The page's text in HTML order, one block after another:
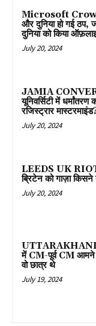
Microsoft
और दुनिया हो गई
दुनिया को किया
July 20, 2024
JAMIA
यूनिवर्सिटी में
रजिस्ट्रार
July 20, 2024
LEEDS UK
ब्रिटेन को गाज़ा किसने
July 20, 2024
में CM-पूर्व CM आमने
वो छात्र थे
July 19, 2024